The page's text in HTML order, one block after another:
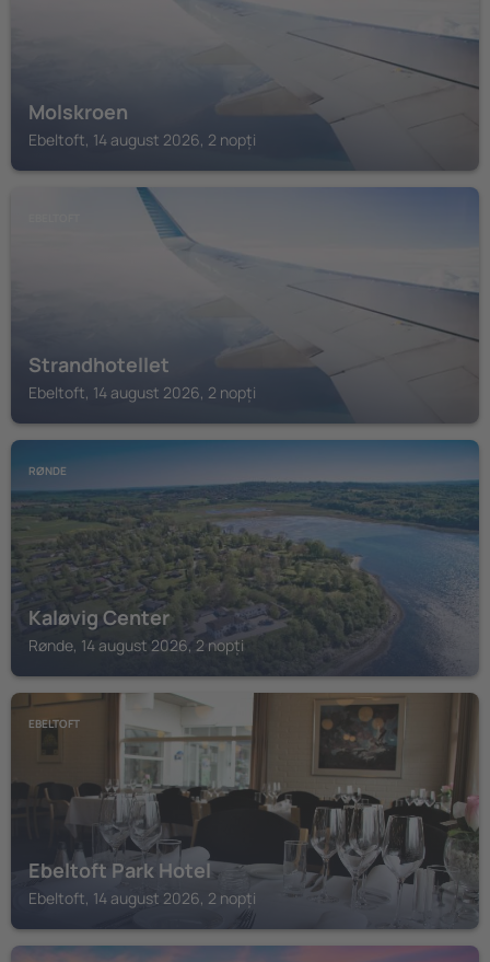
Molskroen
Ebeltoft, 14 august 2026, 2 nopți
Strandhotellet
Ebeltoft, 14 august 2026, 2 nopți
RØNDE
Kaløvig Center
Rønde, 14 august 2026, 2 nopți
EBELTOFT
Ebeltoft Park Hotel
Ebeltoft, 14 august 2026, 2 nopți